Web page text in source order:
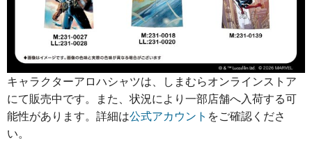
キャラクターアロハシャツは、しまむらオンラインストア
にて販売中です。また、状況により一部店舗へ入荷する可
能性があります。詳細は公式アカウント をご確認くださ
い。